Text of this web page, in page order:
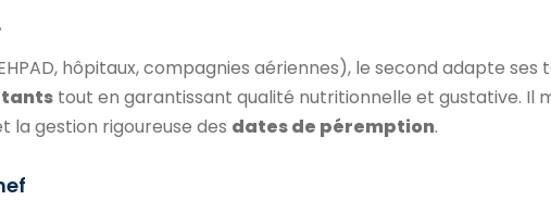
hôpitaux, compagnies aériennes), le second adapte ses
tout en garantissant qualité nutritionnelle et gustative. Il
la gestion rigoureuse des dates de péremption.